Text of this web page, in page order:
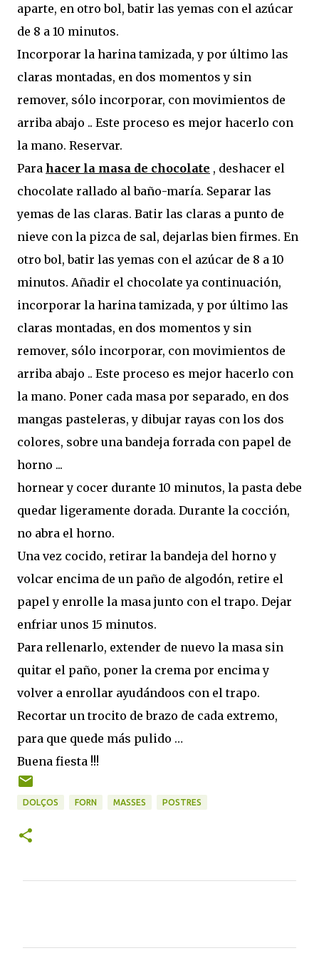
aparte, en otro bol, batir las yemas con el azúcar
de 8 a 10 minutos.
Incorporar la harina tamizada, y por último las
claras montadas, en dos momentos y sin
remover, sólo incorporar, con movimientos de
arriba abajo .. Este proceso es mejor hacerlo con
la mano. Reservar.
Para hacer la masa de chocolate , deshacer el
chocolate rallado al baño-maría. Separar las
yemas de las claras. Batir las claras a punto de
nieve con la pizca de sal, dejarlas bien firmes. En
otro bol, batir las yemas con el azúcar de 8 a 10
minutos. Añadir el chocolate ya continuación,
incorporar la harina tamizada, y por último las
claras montadas, en dos momentos y sin
remover, sólo incorporar, con movimientos de
arriba abajo .. Este proceso es mejor hacerlo con
la mano. Poner cada masa por separado, en dos
mangas pasteleras, y dibujar rayas con los dos
colores, sobre una bandeja forrada con papel de
horno ...
hornear y cocer durante 10 minutos, la pasta debe
quedar ligeramente dorada. Durante la cocción,
no abra el horno.
Una vez cocido, retirar la bandeja del horno y
volcar encima de un paño de algodón, retire el
papel y enrolle la masa junto con el trapo. Dejar
enfriar unos 15 minutos.
Para rellenarlo, extender de nuevo la masa sin
quitar el paño, poner la crema por encima y
volver a enrollar ayudándoos con el trapo.
Recortar un trocito de brazo de cada extremo,
para que quede más pulido …
Buena fiesta !!!
DOLÇOS FORN MASSES POSTRES